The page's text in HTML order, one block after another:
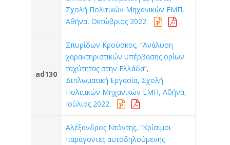
Σχολή Πολιτικών Μηχανικών ΕΜΠ,
Αθήνα, Οκτώβριος 2022.
ad130
Σπυρίδων Κρούσκος, “Ανάλυση
χαρακτηριστικών υπέρβασης ορίων
ταχύτητας στην Ελλάδα”,
Διπλωματική Εργασία, Σχολή
Πολιτικών Μηχανικών ΕΜΠ, Αθήνα,
Ιούλιος 2022.
Αλέξανδρος Ντόντης, “Κρίσιμοι
παράγοντες αυτοδηλούμενης